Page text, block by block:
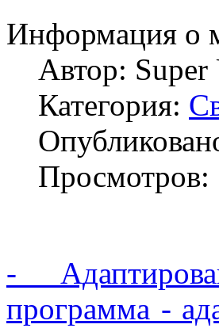
Информация о
Автор: Super
Категория:
Просмотров:
-
программа -